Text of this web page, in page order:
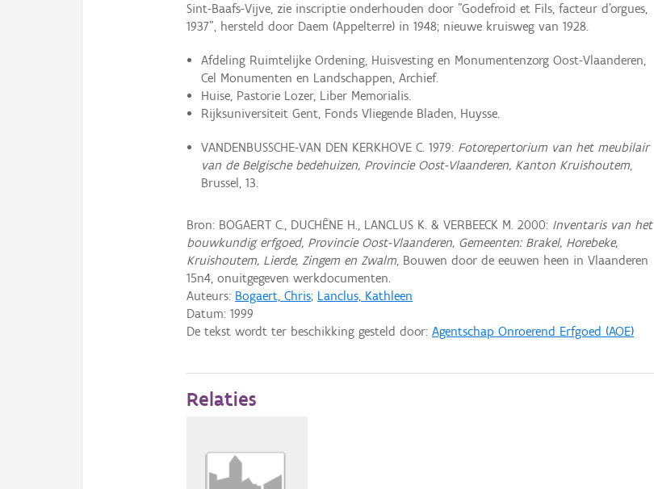
Sint-Baafs-Vijve, zie inscriptie onderhouden door "Godefroid et Fils, facteur d'orgues,
1937", hersteld door Daem (Appelterre) in 1948; nieuwe kruisweg van 1928.
Afdeling Ruimtelijke Ordening, Huisvesting en Monumentenzorg Oost-Vlaanderen,
Cel Monumenten en Landschappen, Archief.
Huise, Pastorie Lozer, Liber Memorialis.
Rijksuniversiteit Gent, Fonds Vliegende Bladen, Huysse.
VANDENBUSSCHE-VAN DEN KERKHOVE C. 1979: Fotorepertorium van het meubilair
van de Belgische bedehuizen, Provincie Oost-Vlaanderen, Kanton Kruishoutem,
Brussel, 13.
Bron: BOGAERT C., DUCHÊNE H., LANCLUS K. & VERBEECK M. 2000: Inventaris van het
bouwkundig erfgoed, Provincie Oost-Vlaanderen, Gemeenten: Brakel, Horebeke,
Kruishoutem, Lierde, Zingem en Zwalm, Bouwen door de eeuwen heen in Vlaanderen
15n4, onuitgegeven werkdocumenten.
Auteurs: Bogaert, Chris; Lanclus, Kathleen
Datum:1999
De tekst wordt ter beschikking gesteld door:Agentschap Onroerend Erfgoed (AOE)
Relaties